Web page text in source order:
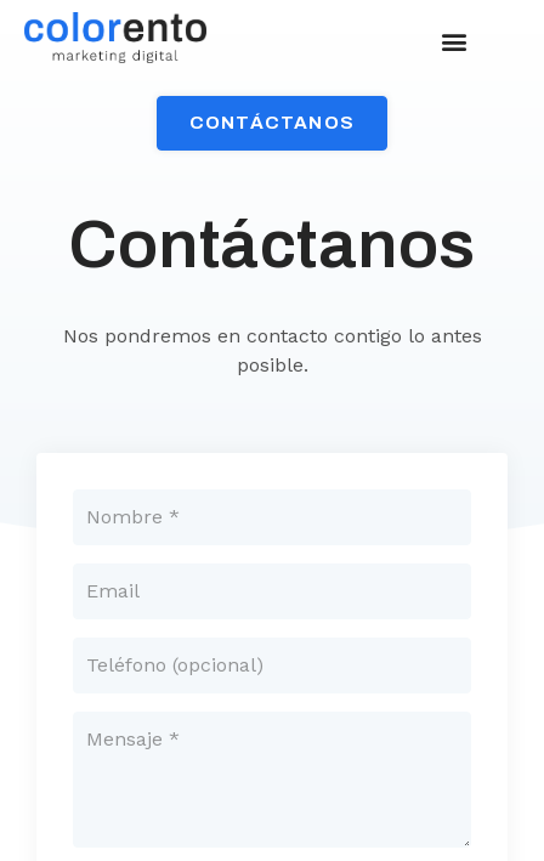
CONTÁCTANOS
Contáctanos
Nos pondremos en contacto contigo lo antes
posible.